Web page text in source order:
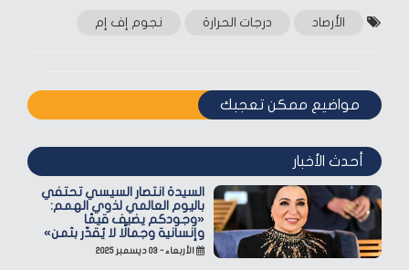
الأرصاد درجات الحرارة نجوم إف إم
مواضيع ممكن تعجبك
أحدث الأخبار
السيدة انتصار السيسي تحتفي
باليوم العالمي لذوي الهمم:
«وجودكم يضيف قيمًا
وإنسانية وجمالًا لا يُقدّر بثمن»
الأربعاء - ٠٣ ديسمبر ٢٠٢٥